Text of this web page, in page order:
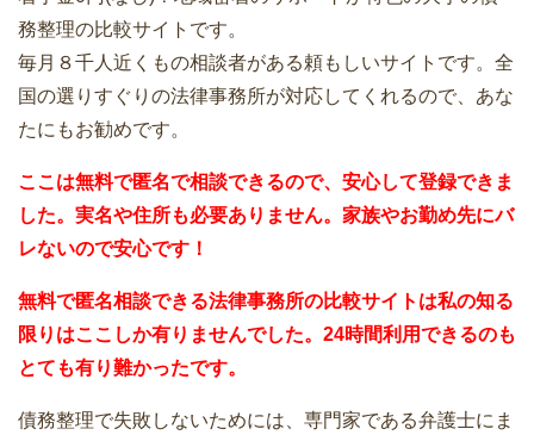
務整理の比較サイトです。
毎月８千人近くもの相談者がある頼もしいサイトです。全
国の選りすぐりの法律事務所が対応してくれるので、あな
たにもお勧めです。
ここは無料で匿名で相談できるので、安心して登録できま
した。実名や住所も必要ありません。家族やお勤め先にバ
レないので安心です！
無料で匿名相談できる法律事務所の比較サイトは私の知る
限りはここしか有りませんでした。24時間利用できるのも
とても有り難かったです。
債務整理で失敗しないためには、専門家である弁護士にま